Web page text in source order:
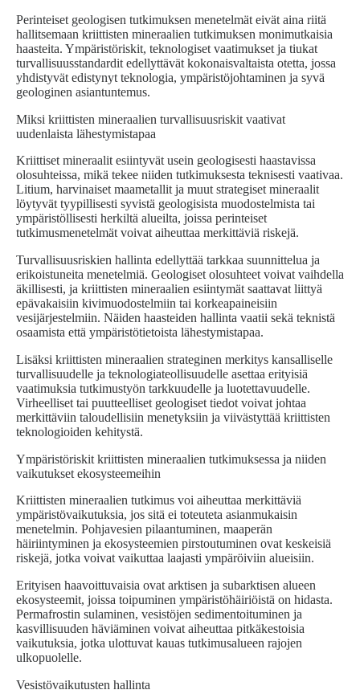
Perinteiset geologisen tutkimuksen menetelmät eivät aina riitä
hallitsemaan kriittisten mineraalien tutkimuksen monimutkaisia
haasteita. Ympäristöriskit, teknologiset vaatimukset ja tiukat
turvallisuusstandardit edellyttävät kokonaisvaltaista otetta, jossa
yhdistyvät edistynyt teknologia, ympäristöjohtaminen ja syvä
geologinen asiantuntemus.
Miksi kriittisten mineraalien turvallisuusriskit vaativat
uudenlaista lähestymistapaa
Kriittiset mineraalit esiintyvät usein geologisesti haastavissa
olosuhteissa, mikä tekee niiden tutkimuksesta teknisesti vaativaa.
Litium, harvinaiset maametallit ja muut strategiset mineraalit
löytyvät tyypillisesti syvistä geologisista muodostelmista tai
ympäristöllisesti herkiltä alueilta, joissa perinteiset
tutkimusmenetelmät voivat aiheuttaa merkittäviä riskejä.
Turvallisuusriskien hallinta edellyttää tarkkaa suunnittelua ja
erikoistuneita menetelmiä. Geologiset olosuhteet voivat vaihdella
äkillisesti, ja kriittisten mineraalien esiintymät saattavat liittyä
epävakaisiin kivimuodostelmiin tai korkeapaineisiin
vesijärjestelmiin. Näiden haasteiden hallinta vaatii sekä teknistä
osaamista että ympäristötietoista lähestymistapaa.
Lisäksi kriittisten mineraalien strateginen merkitys kansalliselle
turvallisuudelle ja teknologiateollisuudelle asettaa erityisiä
vaatimuksia tutkimustyön tarkkuudelle ja luotettavuudelle.
Virheelliset tai puutteelliset geologiset tiedot voivat johtaa
merkittäviin taloudellisiin menetyksiin ja viivästyttää kriittisten
teknologioiden kehitystä.
Ympäristöriskit kriittisten mineraalien tutkimuksessa ja niiden
vaikutukset ekosysteemeihin
Kriittisten mineraalien tutkimus voi aiheuttaa merkittäviä
ympäristövaikutuksia, jos sitä ei toteuteta asianmukaisin
menetelmin. Pohjavesien pilaantuminen, maaperän
häiriintyminen ja ekosysteemien pirstoutuminen ovat keskeisiä
riskejä, jotka voivat vaikuttaa laajasti ympäröiviin alueisiin.
Erityisen haavoittuvaisia ovat arktisen ja subarktisen alueen
ekosysteemit, joissa toipuminen ympäristöhäiriöistä on hidasta.
Permafrostin sulaminen, vesistöjen sedimentoituminen ja
kasvillisuuden häviäminen voivat aiheuttaa pitkäkestoisia
vaikutuksia, jotka ulottuvat kauas tutkimusalueen rajojen
ulkopuolelle.
Vesistövaikutusten hallinta